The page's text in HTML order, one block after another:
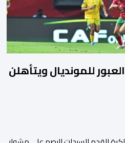
للمونديال ويتأهلن